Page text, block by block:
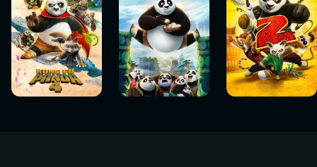
Sledovat
nyní
Sledovat
nyní
Sledovat
nyní
Sledovat
nyní
Sledovat
nyní
Sledovat
nyní